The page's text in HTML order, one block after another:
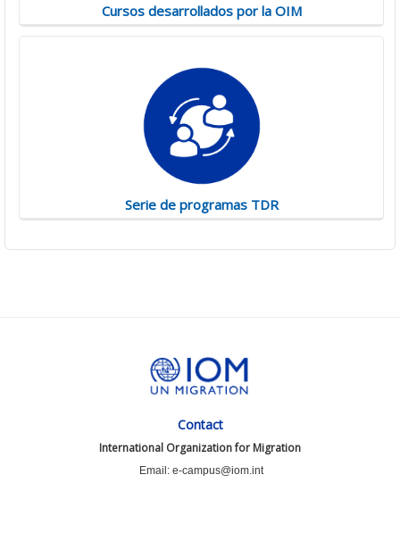
Cursos desarrollados por la OIM
Serie de programas TDR
Contact
International Organization for Migration
Email: e-campus@iom.int